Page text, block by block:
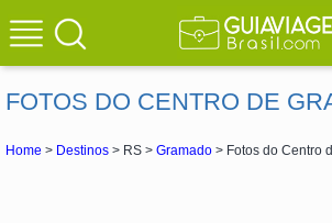
FOTOS DO CENTRO DE
Home > Destinos > RS > Gramado > Fotos do Centro